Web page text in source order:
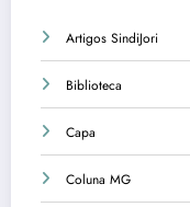
Artigos SindiJori
Biblioteca
Capa
Coluna MG